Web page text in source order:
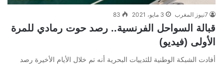
7نيوز المغرب 3 مايو، 2021 83
قبالة السواحل الفرنسية.. رصد حوت رمادي للمرة
الأولى (فيديو)
أفادت الشبكة الوطنية للثدييات البحرية أنه تم خلال الأيام الأخيرة رصد